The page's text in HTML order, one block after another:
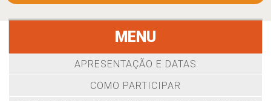
MENU
APRESENTAÇÃO E DATAS
COMO PARTICIPAR